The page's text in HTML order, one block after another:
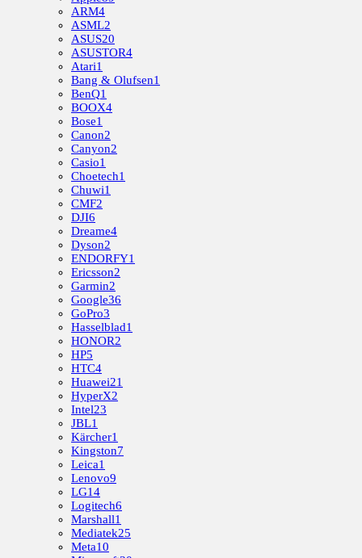
ARM4
ASML2
ASUS20
ASUSTOR4
Atari1
Bang & Olufsen1
BenQ1
BOOX4
Bose1
Canon2
Canyon2
Casio1
Choetech1
Chuwi1
CMF2
DJI6
Dreame4
Dyson2
ENDORFY1
Ericsson2
Garmin2
Google36
GoPro3
Hasselblad1
HONOR2
HP5
HTC4
Huawei21
HyperX2
Intel23
JBL1
Kärcher1
Kingston7
Leica1
Lenovo9
LG14
Logitech6
Marshall1
Mediatek25
Meta10